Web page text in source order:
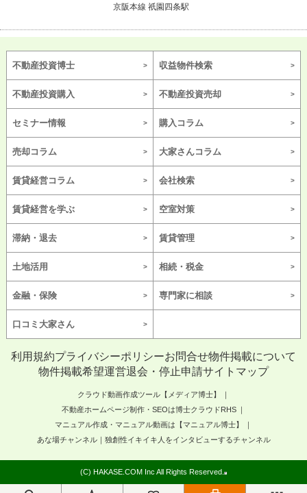
京阪本線 祇園四条駅
不動産投資博士 収益物件検索
不動産投資購入 不動産投資売却
セミナー情報 購入コラム
売却コラム 大家さんコラム
賃貸経営コラム 会社検索
賃貸経営を学ぶ 空室対策
滞納・退去 賃貸管理
土地活用 相続・税金
金融・保険 専門家に相談
口コミ大家さん
利用規約プライバシーポリシーお問合せ物件掲載について
物件掲載希望運営退会・停止申請サイトマップ
クラウド動画作成ツール【メディア博士】
不動産ホームページ制作・SEOは博士クラウドRHS
マニュアル作成・マニュアル動画は【マニュアル博士】
あな場チャンネル｜独創性イキイキ人をインタビューするチャンネル
(C) HAKASE.COM Inc All Rights Reserved.